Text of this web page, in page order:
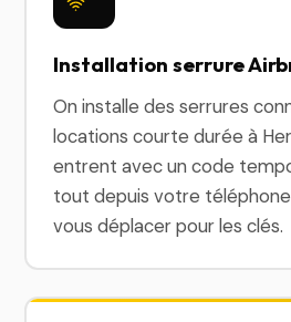
Installation serrure
On installe des serrures
locations courte durée à
entrent avec un code
tout depuis votre
vous déplacer pour les clés.